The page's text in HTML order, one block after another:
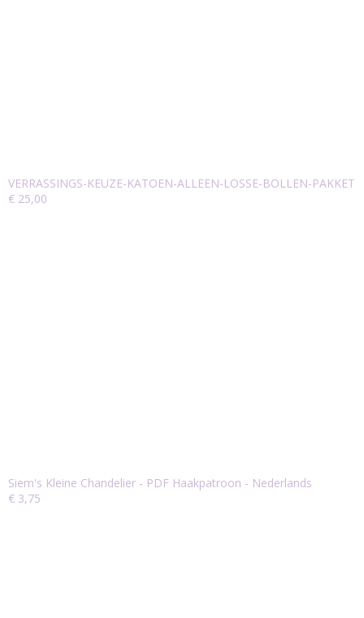
VERRASSINGS-KEUZE-KATOEN-ALLEEN-LOSSE-BOLLEN-PAKKET
€ 25,00
Siem's Kleine Chandelier - PDF Haakpatroon - Nederlands
€ 3,75